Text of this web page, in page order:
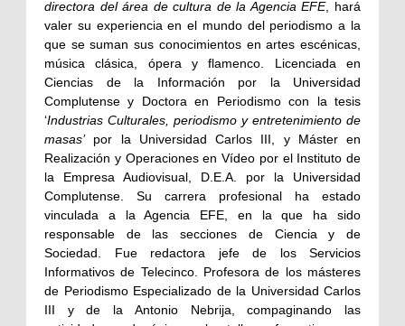
directora del área de cultura de la Agencia EFE, hará
valer su experiencia en el mundo del periodismo a la
que se suman sus conocimientos en artes escénicas,
música clásica, ópera y flamenco. Licenciada en
Ciencias de la Información por la Universidad
Complutense y Doctora en Periodismo con la tesis
‘Industrias Culturales, periodismo y entretenimiento de
masas’por la Universidad Carlos III, y Máster en
Realización y Operaciones en Vídeo por el Instituto de
la Empresa Audiovisual, D.E.A. por la Universidad
Complutense. Su carrera profesional ha estado
vinculada a la Agencia EFE, en la que ha sido
responsable de las secciones de Ciencia y de
Sociedad. Fue redactora jefe de los Servicios
Informativos de Telecinco. Profesora de los másteres
de Periodismo Especializado de la Universidad Carlos
III y de la Antonio Nebrija, compaginando las